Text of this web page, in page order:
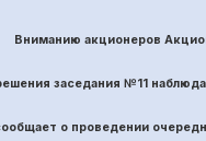
Вниманию акционеров
заседания №11
о проведении